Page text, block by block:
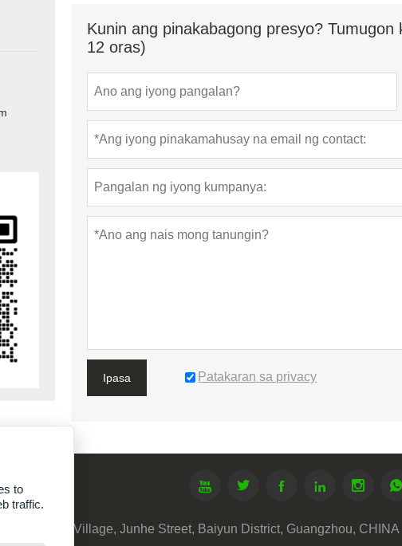
Kunin ang pinakabagong presyo?
12 oras)
Ipasa Patakaran sa privacy
     
Qinghu Village, Junhe Street, Baiyun District, Guangzhou, CHINA
to
traffic.